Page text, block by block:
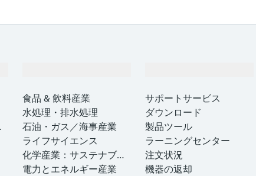
食品 & 飲料産業
水処理・排水処理
石油・ガス／海事産業
ライフサイエンス
化学産業：サステナブル
な成功のパートナー
電力とエネルギー産業
サポートサービス
ダウンロード
製品ツール
ラーニングセンター
注文状況
機器の返却